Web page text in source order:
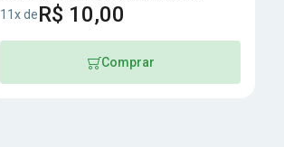
11x deR$ 10,00
Comprar